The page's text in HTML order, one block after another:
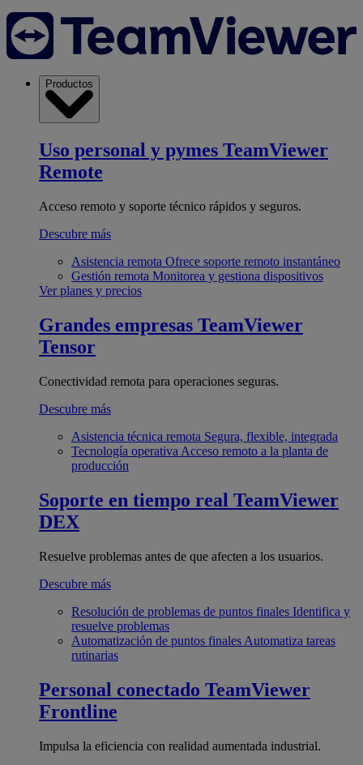
Productos
Uso personal y pymes TeamViewer
Remote
Acceso remoto y soporte técnico rápidos y seguros.
Descubre más
Asistencia remota Ofrece soporte remoto instantáneo
Gestión remota Monitorea y gestiona dispositivos
Ver planes y precios
Grandes empresas TeamViewer
Tensor
Conectividad remota para operaciones seguras.
Descubre más
Asistencia técnica remota Segura, flexible, integrada
Tecnología operativa Acceso remoto a la planta de
producción
Soporte en tiempo real TeamViewer
DEX
Resuelve problemas antes de que afecten a los usuarios.
Descubre más
Resolución de problemas de puntos finales Identifica y
resuelve problemas
Automatización de puntos finales Automatiza tareas
rutinarias
Personal conectado TeamViewer
Frontline
Impulsa la eficiencia con realidad aumentada industrial.